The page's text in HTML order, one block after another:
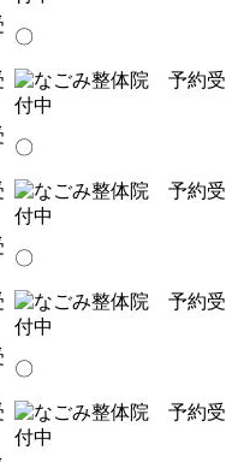
〇
〇
〇
〇